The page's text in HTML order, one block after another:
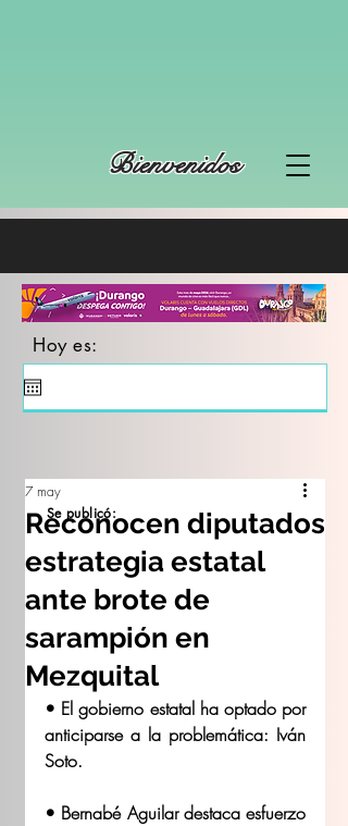
Bienvenidos
Hoy es:
Reconocen diputados
estrategia estatal
ante brote de
sarampión en
Mezquital
7 may
• El gobierno estatal ha optado por
anticiparse a la problemática: Iván
Soto.
• Bernabé Aguilar destaca esfuerzo
Se publicó: